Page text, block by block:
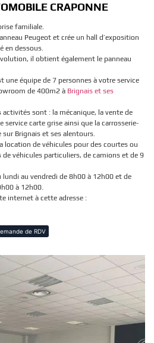
CRAPONNE
familiale.
Peugeot et crée un hall d’exposition
en dessous.
il obtient également le panneau
une équipe de 7 personnes à votre service
de 400m2 à Brignais et ses
sont : la mécanique, la vente de
service carte grise ainsi que la carrosserie-
Brignais et ses alentours.
location de véhicules pour des courtes ou
véhicules particuliers, de camions et de 9
au vendredi de 8h00 à 12h00 et de
à 12h00.
internet à cette adresse :
de RDV